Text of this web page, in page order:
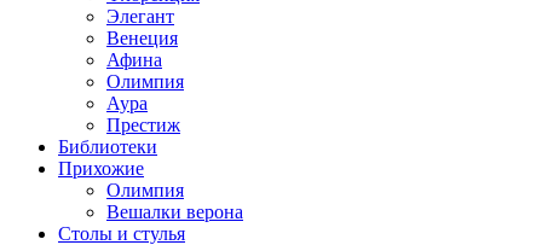
Элегант
Венеция
Афина
Олимпия
Аура
Престиж
Библиотеки
Прихожие
Олимпия
Вешалки верона
Столы и стулья